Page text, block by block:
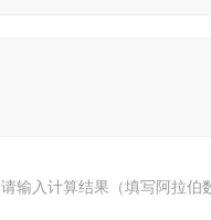
请输入计算结果（填写阿拉伯